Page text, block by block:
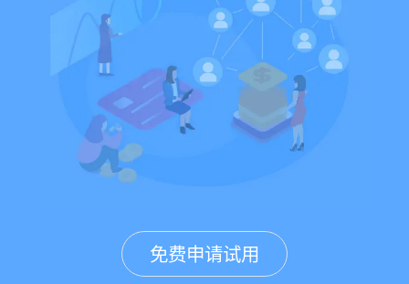
免费申请试用
免费申请试用
免费申请试用
免费申请试用